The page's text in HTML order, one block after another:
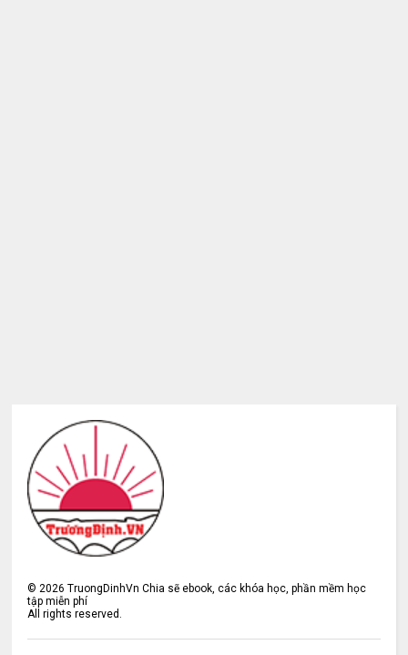
©2026 TruongDinhVn Chia sẽ ebook, các khóa học, phần mềm học
tập miễn phí
All rights reserved.